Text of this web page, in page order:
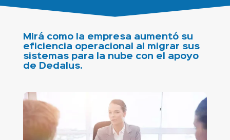
Mirá como la empresa aumentó su
eficiencia operacional al migrar sus
sistemas para la nube con el apoyo
de Dedalus.